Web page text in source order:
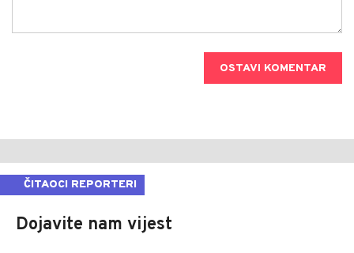
OSTAVI KOMENTAR
ČITAOCI REPORTERI
Dojavite nam vijest